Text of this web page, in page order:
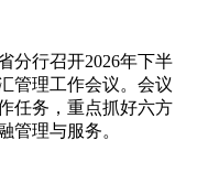
分行召开2026年下半
管理工作会议。会议
任务，重点抓好六方
管理与服务。